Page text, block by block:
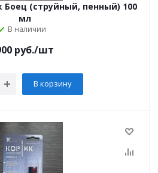
Боец (струйный, пенный) 100
мл
В наличии
руб./шт
В корзину